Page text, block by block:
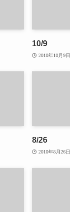
10/9
2010年10月9日
8/26
2010年8月26日